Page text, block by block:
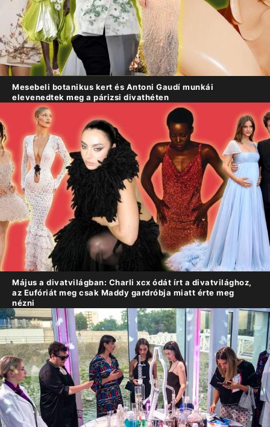
Mesebeli botanikus kert és Antoni Gaudí munkái
elevenedtek meg a párizsi divathéten
Május a divatvilágban: Charli xcx ódát írt a divatvilághoz,
az Eufóriát meg csak Maddy gardróbja miatt érte meg
nézni